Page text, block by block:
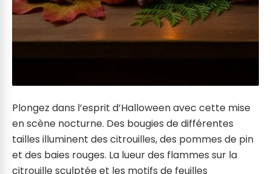
Plongez dans l’esprit d’Halloween avec cette mise
en scène nocturne. Des bougies de différentes
tailles illuminent des citrouilles, des pommes de pin
et des baies rouges. La lueur des flammes sur la
citrouille sculptée et les motifs de feuilles